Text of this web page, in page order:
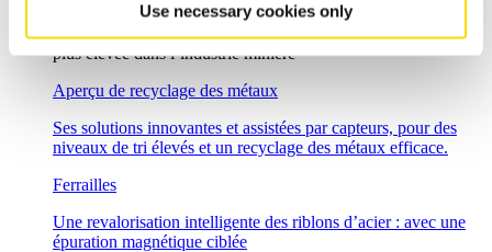
Use necessary cookies only
Une technologie magnétique et de tri pour une valeur ajoutée
plus élevée dans l’industrie minière
Aperçu de recyclage des métaux
Ses solutions innovantes et assistées par capteurs, pour des
niveaux de tri élevés et un recyclage des métaux efficace.
Ferrailles
Une revalorisation intelligente des riblons d’acier : avec une
épuration magnétique ciblée